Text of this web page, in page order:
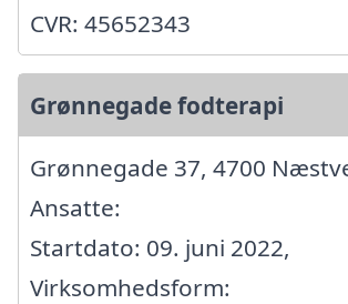
CVR: 45652343
Grønnegade fodterapi
Grønnegade 37, 4700
Ansatte:
Startdato: 09. juni 2022,
Virksomhedsform: